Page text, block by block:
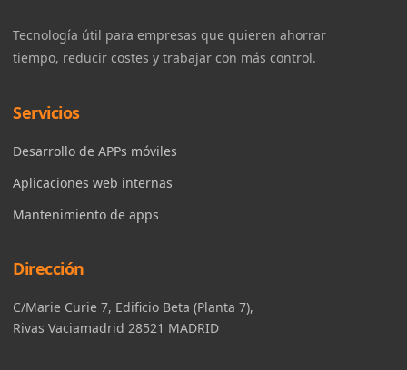
Tecnología útil para empresas que quieren ahorrar
tiempo, reducir costes y trabajar con más control.
Servicios
Desarrollo de APPs móviles
Aplicaciones web internas
Mantenimiento de apps
Dirección
C/Marie Curie 7, Edificio Beta (Planta 7),
Rivas Vaciamadrid 28521 MADRID